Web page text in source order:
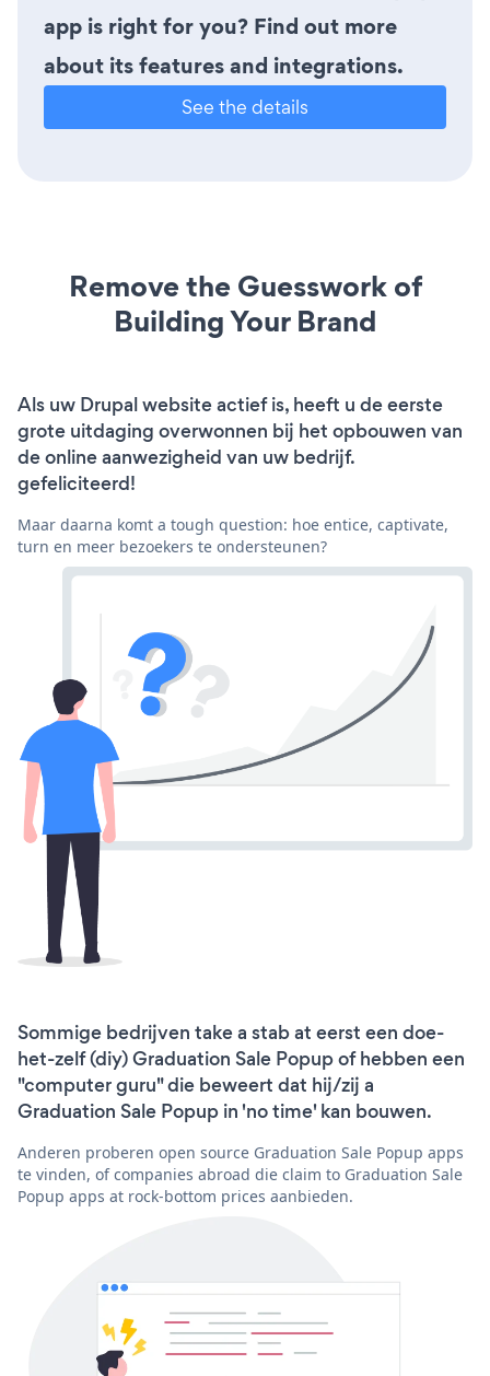
app is right for you? Find out more
about its features and integrations.
See the details
Remove the Guesswork of
Building Your Brand
Als uw Drupal website actief is, heeft u de eerste
grote uitdaging overwonnen bij het opbouwen van
de online aanwezigheid van uw bedrijf.
gefeliciteerd!
Maar daarna komt a tough question: hoe entice, captivate,
turn en meer bezoekers te ondersteunen?
Sommige bedrijven take a stab at eerst een doe-
het-zelf (diy) Graduation Sale Popup of hebben een
"computer guru" die beweert dat hij/zij a
Graduation Sale Popup in 'no time' kan bouwen.
Anderen proberen open source Graduation Sale Popup apps
te vinden, of companies abroad die claim to Graduation Sale
Popup apps at rock-bottom prices aanbieden.